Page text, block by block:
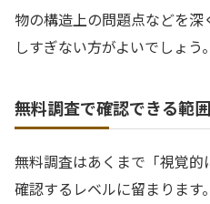
物の構造上の問題点などを
しすぎない方がよいでしょう。
無料調査で確認できる範
無料調査はあくまで「視覚
確認するレベルに留まります